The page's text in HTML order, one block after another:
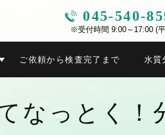
045-540-
※受付時間 9:00～17:00 (
ご依頼から検査完了まで 水質
なっとく！